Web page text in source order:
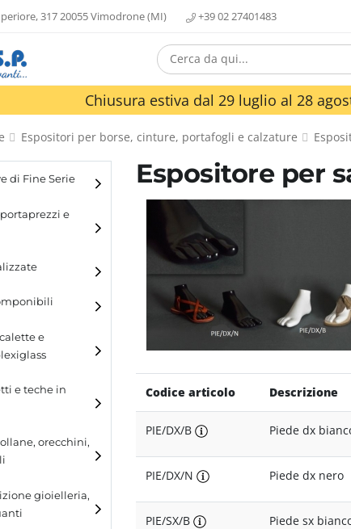
317 20055 Vimodrone (MI) +39 02 27401483
Chiusura estiva dal 29 luglio al 28
Espositori per borse, cinture, portafogli e calzature
di Fine Serie
e
e
e teche in
orecchini,
per collanegioielleria,
Espositore per
Codice articolo Descrizione
PIE/DX/B Piede dx
PIE/DX/N Piede dx nero
PIE/SX/B Piede sx